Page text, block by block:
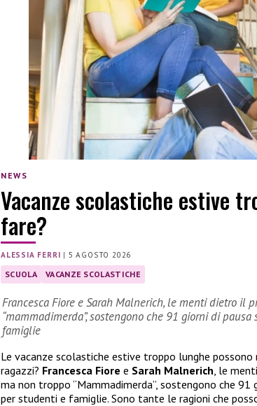
NEWS
Vacanze scolastiche estive
fare?
ALESSIA FERRI | 5 AGOSTO 2026
SCUOLA VACANZE SCOLASTICHE
Francesca Fiore e Sarah Malnerich, le menti dietro il
“mammadimerda”, sostengono che 91 giorni di
famiglie
Le vacanze scolastiche estive troppo lunghe
ragazzi? Francesca Fiore e Sarah Malnerich , le
ma non troppo “Mammadimerda”, sostengono che 91
per studenti e famiglie. Sono tante le ragioni che